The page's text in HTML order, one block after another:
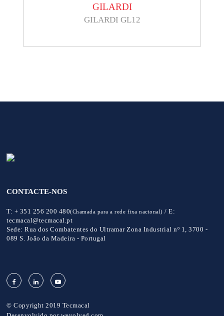
GILARDI
GILARDI GL12
CONTACTE-NOS
T: + 351 256 200 480(Chamada para a rede fixa nacional) /E:
tecmacal@tecmacal.pt
Sede: Rua dos Combatentes do Ultramar Zona Industrial nº 1, 3700 -
089 S. João da Madeira - Portugal
© Copyright 2019 Tecmacal